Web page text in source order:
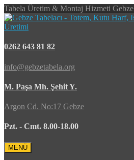
Tabela Üretim & Montaj Hizmeti Gebze
0262 643 81 82
info@gebzetabela.org
M. Paşa Mh. Şehit Y.
Argon Cd. No:17 Gebze
Pzt. - Cmt. 8.00-18.00
MENÜ